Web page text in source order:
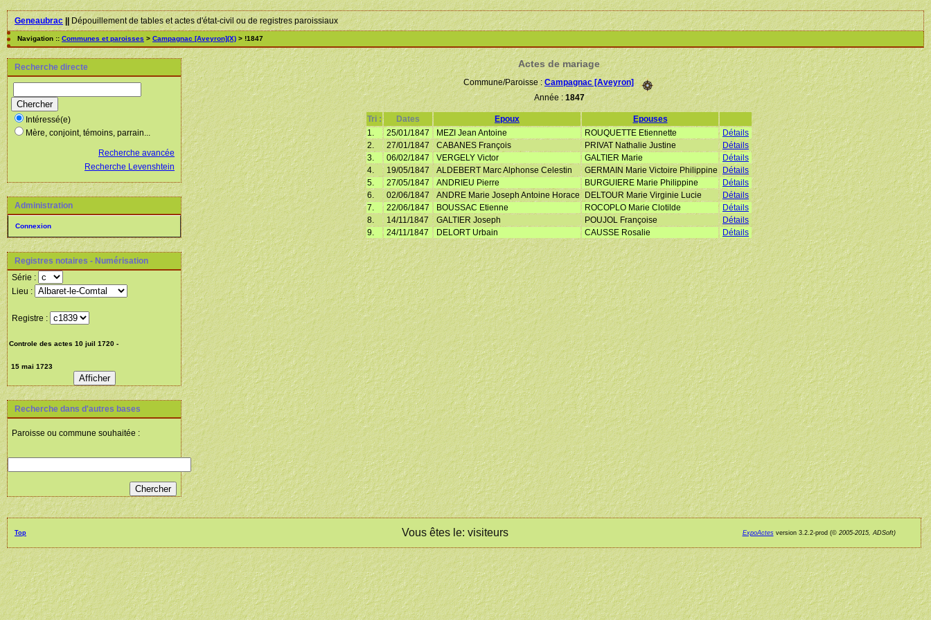
Geneaubrac||Dépouillement de tables et actes d'état-civil ou de registres paroissiaux
Navigation :: Communes et paroisses > Campagnac [Aveyron](X) > !1847
Recherche directe
Intéressé(e)
Mère, conjoint, témoins, parrain...
Recherche avancée
Recherche Levenshtein
Administration
Connexion
Registres notaires - Numérisation
Série :
Lieu :
Registre :
Recherche dans d'autres bases
Paroisse ou commune souhaitée :
Actes de mariage
Commune/Paroisse :Campagnac [Aveyron]
Année :1847
Tri : Dates Epoux
Epouses
1.
25/01/1847 MEZI Jean Antoine ROUQUETTE Etiennette
Détails
2.
27/01/1847 CABANES François PRIVAT Nathalie Justine
Détails
3.
06/02/1847 VERGELY Victor GALTIER Marie
Détails
4.
19/05/1847 ALDEBERT Marc Alphonse Celestin GERMAIN Marie Victoire Philippine
Détails
5.
27/05/1847 ANDRIEU Pierre BURGUIERE Marie Philippine
Détails
6.
02/06/1847 ANDRE Marie Joseph Antoine Horace DELTOUR Marie Virginie Lucie
Détails
7.
22/06/1847 BOUSSAC Etienne ROCOPLO Marie Clotilde
Détails
8.
14/11/1847 GALTIER Joseph POUJOL Françoise
Détails
9.
24/11/1847 DELORT Urbain CAUSSE Rosalie Détails
Top Vous êtes le: visiteurs ExpoActesversion 3.2.2-prod (©2005-2015, ADSoft)